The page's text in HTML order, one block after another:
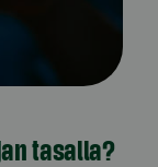
tasalla?